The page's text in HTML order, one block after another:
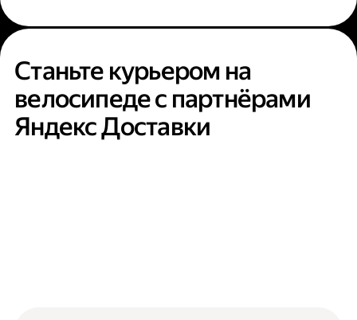
Станьте курьером на
велосипеде с партнёрами
Яндекс Доставки